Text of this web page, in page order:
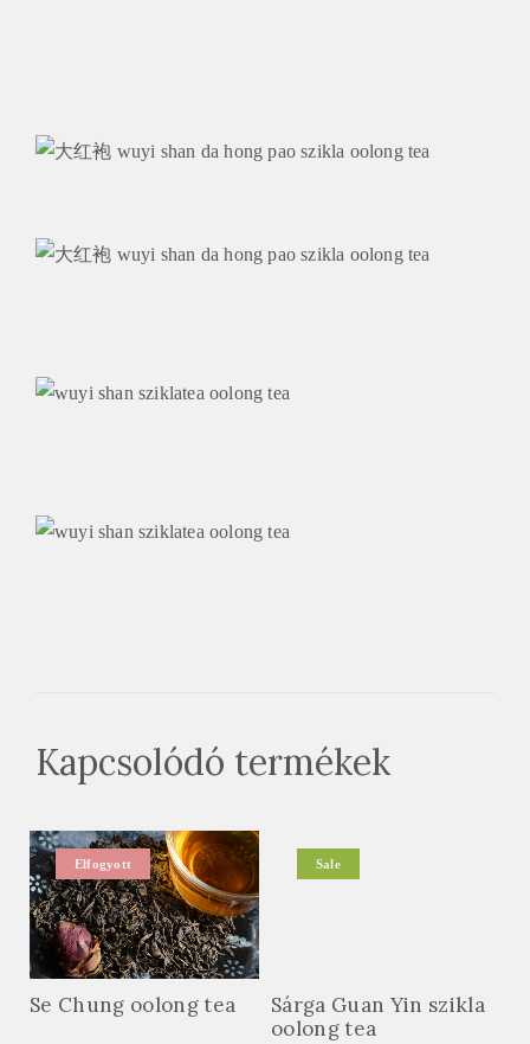
Kapcsolódó termékek
Elfogyott
Se Chung oolong tea
Sale
Sárga Guan Yin szikla
oolong tea